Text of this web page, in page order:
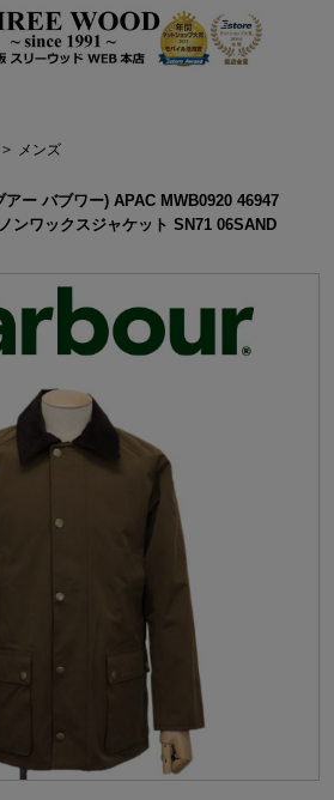
> メンズ
ー バブワー) APAC MWB0920 46947
ンワックスジャケット SN71 06SAND